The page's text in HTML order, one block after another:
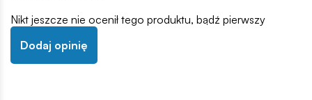
Nikt jeszcze nie ocenił tego produktu, bądź pierwszy
Dodaj opinię